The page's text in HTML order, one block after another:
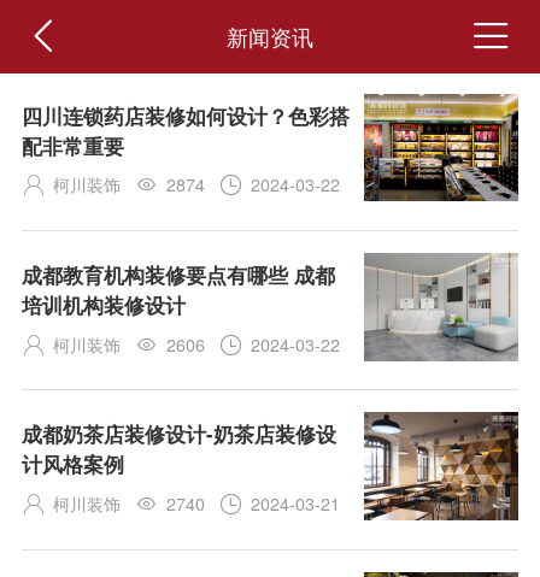
 新闻资讯 
四川连锁药店装修如何设计？色彩搭
配非常重要
 柯川装饰  2874  2024-03-22
成都教育机构装修要点有哪些 成都
培训机构装修设计
 柯川装饰  2606  2024-03-22
成都奶茶店装修设计-奶茶店装修设
计风格案例
 柯川装饰  2740  2024-03-21